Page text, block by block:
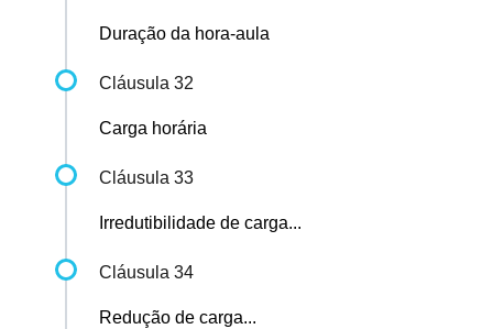
Duração da hora-aula
Cláusula 32
Carga horária
Cláusula 33
Irredutibilidade de carga...
Cláusula 34
Redução de carga...